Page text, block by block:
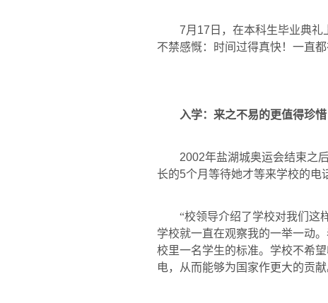
7月 17 日 ，在本科生毕业典
不禁感慨：时间过得真快！一直
入学：来之不易的更值得珍惜
2002年盐湖城奥运会结束之
长的5个月等待她才等来学校的电
“校领导介绍了学校对我们这
学校就一直在观察我的一举一动
校里一名学生的标准。学校不希
电，从而能够为国家作更大的贡献